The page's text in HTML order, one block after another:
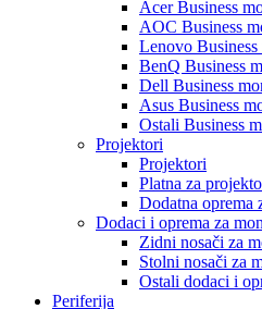
Acer Business
AOC Business
Lenovo
BenQ Business
Dell Business
Asus Business
Ostali Business
Projektori
Projektori
Platna za
Dodatna oprema
Dodaci i oprema za
Zidni nosači za
Stolni nosači za
Ostali dodaci i
Periferija